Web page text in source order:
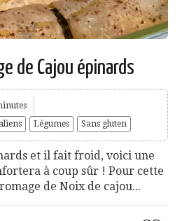
de Cajou épinards
Légumes Sans gluten
et il fait froid, voici une
à coup sûr ! Pour cette
de Noix de cajou...